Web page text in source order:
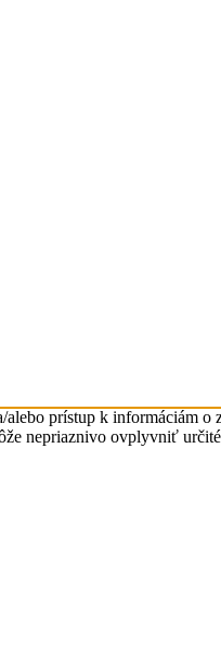
prístup k informáciám
nepriaznivo ovplyvniť